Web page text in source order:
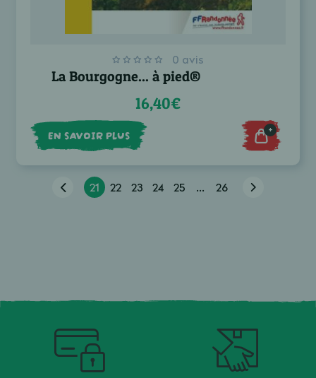
0 avis
La Bourgogne... à pied®
16,40€
EN SAVOIR PLUS +
21 22 23 24 25 ... 26